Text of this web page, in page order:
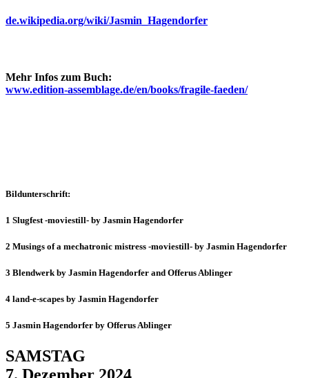
de.wikipedia.org/wiki/Jasmin_Hagendorfer
Mehr Infos zum Buch:
www.edition-assemblage.de/en/books/fragile-faeden/
Bildunterschrift:
1 Slugfest -moviestill- by Jasmin Hagendorfer
2 Musings of a mechatronic mistress -moviestill- by Jasmin Hagendorfer
3 Blendwerk by Jasmin Hagendorfer and Offerus Ablinger
4 land-e-scapes by Jasmin Hagendorfer
5 Jasmin Hagendorfer by Offerus Ablinger
SAMSTAG
7. Dezember 2024